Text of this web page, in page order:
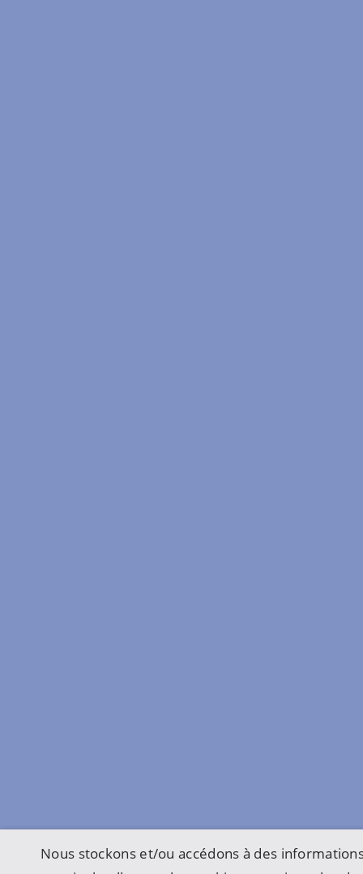
Nous stockons et/ou accédons à des